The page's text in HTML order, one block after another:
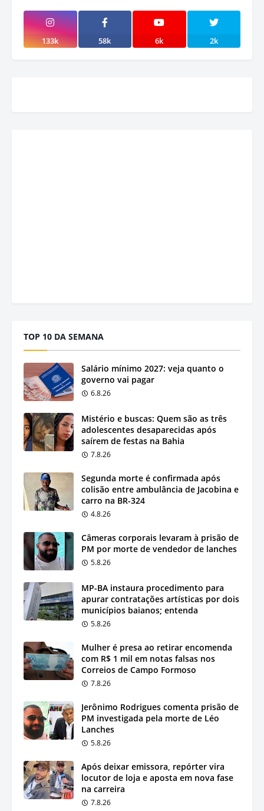
133k 58k 6k 2k
TOP 10 DA SEMANA
Salário mínimo 2027: veja quanto o
governo vai pagar
6.8.26
Mistério e buscas: Quem são as três
adolescentes desaparecidas após
saírem de festas na Bahia
7.8.26
Segunda morte é confirmada após
colisão entre ambulância de Jacobina e
carro na BR-324
4.8.26
Câmeras corporais levaram à prisão de
PM por morte de vendedor de lanches
5.8.26
MP-BA instaura procedimento para
apurar contratações artísticas por dois
municípios baianos; entenda
5.8.26
Mulher é presa ao retirar encomenda
com R$ 1 mil em notas falsas nos
Correios de Campo Formoso
7.8.26
Jerônimo Rodrigues comenta prisão de
PM investigada pela morte de Léo
Lanches
5.8.26
Após deixar emissora, repórter vira
locutor de loja e aposta em nova fase
na carreira
7.8.26